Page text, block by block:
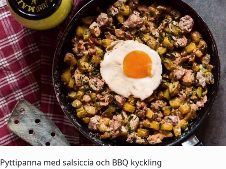
Pyttipanna med salsiccia och BBQ kyckling